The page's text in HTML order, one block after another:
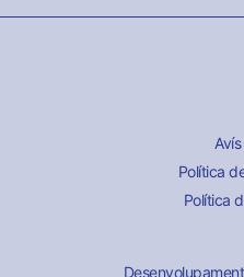
Política
Política